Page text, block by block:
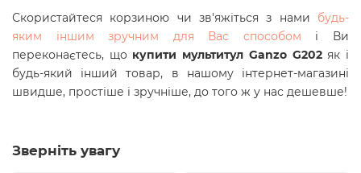
Скористайтеся корзиною чи зв'яжіться з нами будь-
яким іншим зручним для Вас способом і Ви
переконаєтесь, що купити мультитул Ganzo G202 як і
будь-який інший товар, в нашому інтернет-магазині
швидше, простіше і зручніше, до того ж у нас дешевше!
Зверніть увагу